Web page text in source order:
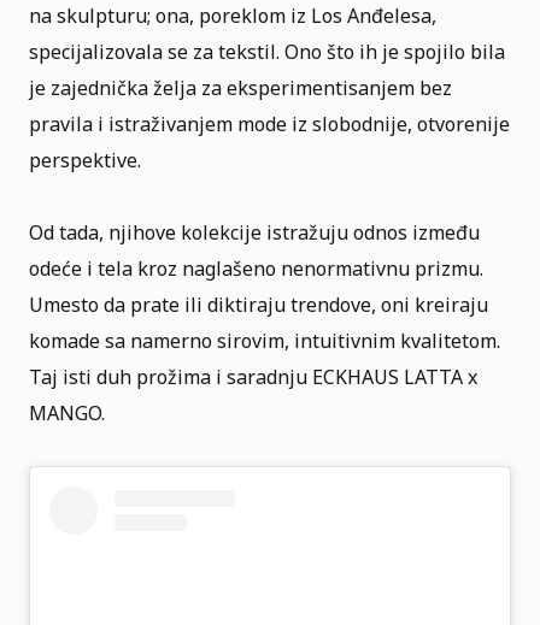
na skulpturu; ona, poreklom iz Los Anđelesa,
specijalizovala se za tekstil. Ono što ih je spojilo bila
je zajednička želja za eksperimentisanjem bez
pravila i istraživanjem mode iz slobodnije, otvorenije
perspektive.
Od tada, njihove kolekcije istražuju odnos između
odeće i tela kroz naglašeno nenormativnu prizmu.
Umesto da prate ili diktiraju trendove, oni kreiraju
komade sa namerno sirovim, intuitivnim kvalitetom.
Taj isti duh prožima i saradnju ECKHAUS LATTA x
MANGO.